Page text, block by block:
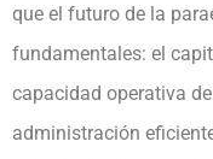
que el futuro de la
fundamentales: el
capacidad operativa
administración